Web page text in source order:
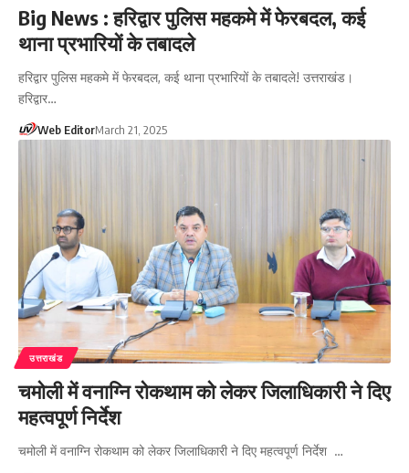
Big News : हरिद्वार पुलिस महकमे में फेरबदल, कई
थाना प्रभारियों के तबादले
हरिद्वार पुलिस महकमे में फेरबदल, कई थाना प्रभारियों के तबादले! उत्तराखंड।
हरिद्वार…
Web EditorMarch 21, 2025
उत्तराखंड
चमोली में वनाग्नि रोकथाम को लेकर जिलाधिकारी ने दिए
महत्वपूर्ण निर्देश
चमोली में वनाग्नि रोकथाम को लेकर जिलाधिकारी ने दिए महत्वपूर्ण निर्देश …